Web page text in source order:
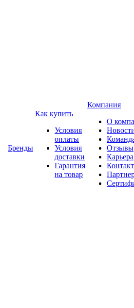
Бренды
Как купить
Условия
оплаты
Условия
доставки
Гарантия
на товар
Компания
О
Отзывы
Карьера